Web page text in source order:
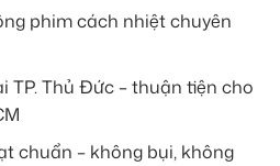
phim cách nhiệt chuyên
TP. Thủ Đức – thuận tiện cho
chuẩn – không bụi, không